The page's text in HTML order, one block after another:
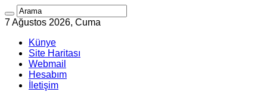
7 Ağustos 2026, Cuma
Künye
Site Haritası
Webmail
Hesabım
İletişim